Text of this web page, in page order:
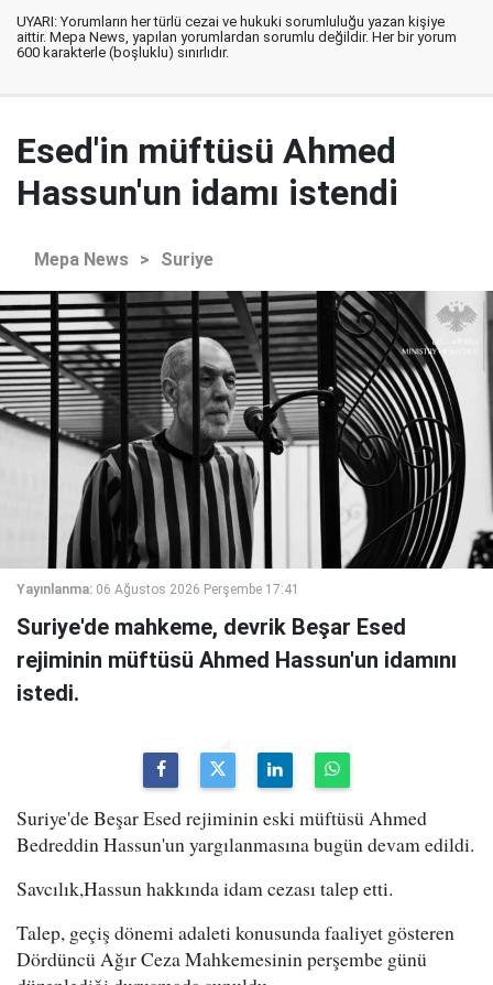
UYARI: Yorumların her türlü cezai ve hukuki sorumluluğu yazan kişiye
aittir. Mepa News, yapılan yorumlardan sorumlu değildir. Her bir yorum
600 karakterle (boşluklu) sınırlıdır.
Esed'in müftüsü Ahmed
Hassun'un idamı istendi
Mepa News > Suriye
Yayınlanma: 06 Ağustos 2026 Perşembe 17:41
Suriye'de mahkeme, devrik Beşar Esed
rejiminin müftüsü Ahmed Hassun'un idamını
istedi.
Suriye'de Beşar Esed rejiminin eski müftüsü Ahmed
Bedreddin Hassun'un yargılanmasına bugün devam edildi.
Savcılık,Hassun hakkında idam cezası talep etti.
Talep, geçiş dönemi adaleti konusunda faaliyet gösteren
Dördüncü Ağır Ceza Mahkemesinin perşembe günü